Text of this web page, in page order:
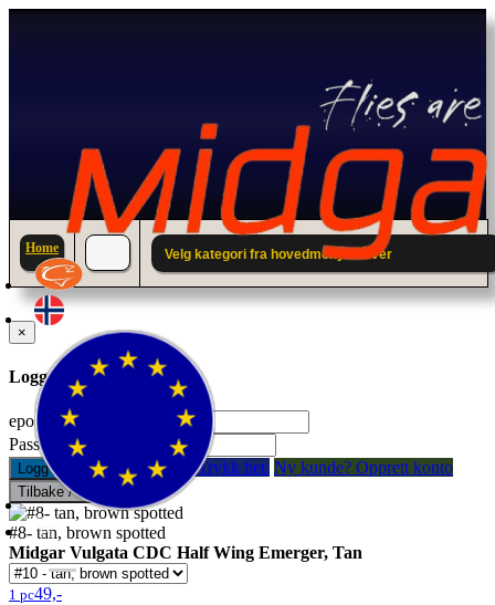
Home Velg kategori fra hovedmenyen over
×
Logg inn til din konto.
epostadresse:
Passord:
Logg inn Glemt passord? Trykk her. Ny kunde? Opprett konto
Tilbake / Lukk
#8- tan, brown spotted
Midgar Vulgata CDC Half Wing Emerger, Tan
1 pc49,-